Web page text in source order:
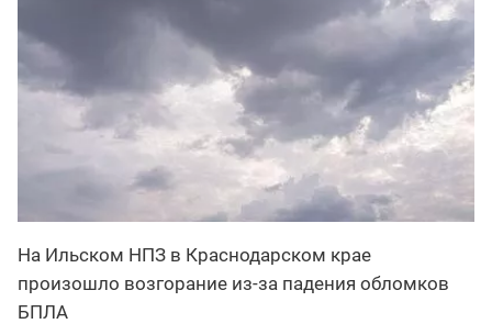
На Ильском НПЗ в Краснодарском крае
произошло возгорание из-за падения обломков
БПЛА